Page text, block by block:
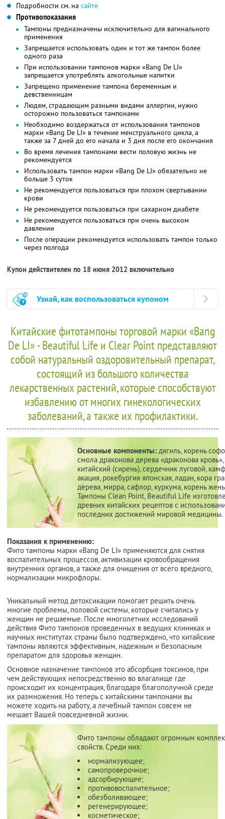
Подробности см. на сайте
Противопоказания
Тампоны предназначены исключительно для вагинального
применения
Запрещается использовать один и тот же тампон более
одного раза
При использовании тампонов марки «Bang De LI»
запрещается употреблять алкогольные напитки
Запрещено применение тампона беременным и
девственницам
Людям, страдающим разными видами аллергии, нужно
осторожно пользоваться тампонами
Необходимо воздержаться от использования тампонов
марки «Bang De LI» в течение менструального цикла, а
также за 7 дней до его начала и 3 дня после его окончания
Во время лечения тампонами вести половую жизнь не
рекомендуется
Использовать тампон марки «Bang De LI» обязательно не
больше 3 суток
Не рекомендуется пользоваться при плохом свертывании
крови
Не рекомендуется пользоваться при сахарном диабете
Не рекомендуется пользоваться при очень высоком
давлении
После операции рекомендуется использовать тампон только
через полгода
Купон действителен по 18 июня 2012 включительно
Узнай, как воспользоваться купоном
Китайские фитотампоны торговой марки «Bang
De LI» - Beautiful Life и Clear Point представляют
собой натуральный оздоровительный препарат,
состоящий из большого количества
лекарственных растений, которые способствуют
избавлению от многих гинекологических
заболеваний, а также их профилактики.
Основные компоненты: дягиль, корень
смола драконова дерева «драконова
китайский (сирень), сердечник луговой,
акация, рокебургия японская, ладан, кора
дерева, мирра, сафлор, куркума, корень
Тампоны Clean Point, Beautiful Life
древних китайских рецептов с
последних достижений мировой медицины.
Показания к применению:
Фито тампоны марки «Bang De LI» применяются для снятия
воспалительных процессов, активизации кровообращения
внутренних органов, а также для очищения от всего вредного,
нормализации микрофлоры.
Уникальный метод детоксикации помогает решить очень
многие проблемы, половой системы, которые считались у
женщин не решаемые. После многолетних исследований
действия Фито тампонов проведенных в ведущих клиниках и
научных институтах страны было подтверждено, что китайские
тампоны являются эффективным, надежным и безопасным
препаратом для здоровья женщин.
Основное назначение тампонов это абсорбция токсинов, при
чем действующих непосредственно во влагалище где
происходит их концентрация, благодаря благополучной среде
их размножения. Но теперь с китайскими тампонами вы
можете ходить на работу, а лечебный тампон совсем не
мешает Вашей повседневной жизни.
Фито тампоны обладают огромным
свойств. Среди них:
нормализующее;
самопроверочное;
адсорбирующее;
противовоспалительное;
обезболивающее;
регенерирующее;
косметическое;